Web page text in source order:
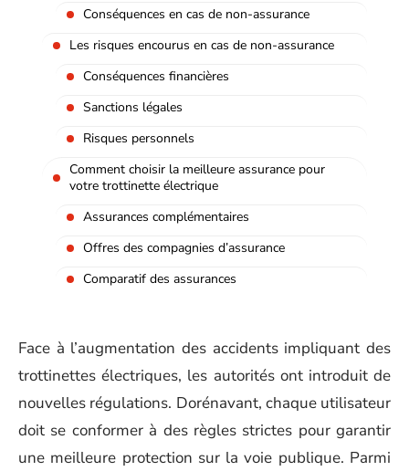
Conséquences en cas de non-assurance
Les risques encourus en cas de non-assurance
Conséquences financières
Sanctions légales
Risques personnels
Comment choisir la meilleure assurance pour
votre trottinette électrique
Assurances complémentaires
Offres des compagnies d’assurance
Comparatif des assurances
Face à l’augmentation des accidents impliquant des
trottinettes électriques, les autorités ont introduit de
nouvelles régulations. Dorénavant, chaque utilisateur
doit se conformer à des règles strictes pour garantir
une meilleure protection sur la voie publique. Parmi